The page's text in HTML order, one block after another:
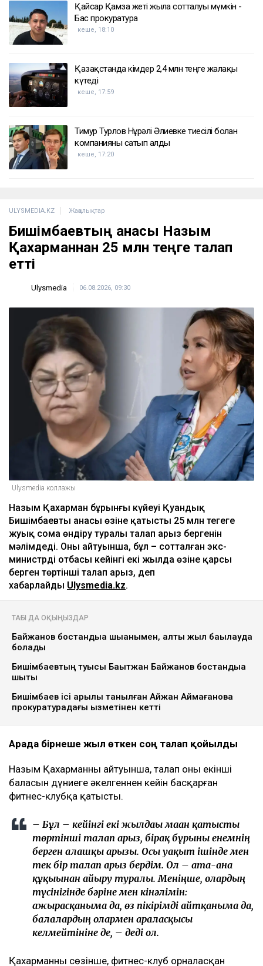
Қайсар Қамза жеті жылға сотталуы мүмкін -
Бас прокуратура
кеше, 18:10
Қазақстанда кімдер 2,4 млн теңге жалақы
күтеді
кеше, 17:59
Тимур Турлов Нұрәлі Әлиевке тиесілі болған
компанияны сатып алды
кеше, 17:20
ULYSMEDIA.KZ Жаңалықтар
Бишімбаевтың анасы Назым
Қахарманнан 25 млн теңге талап
етті
Ulysmedia 06.08.2026, 09:30
Ulysmedia коллажы
Назым Қахарман бұрынғы күйеуі Қуандық
Бишімбаевтың анасы өзіне қатысты 25 млн теңгеге
жуық сома өндіру туралы талап арыз бергенін
мәлімдеді. Оның айтуынша, бұл – сотталған экс-
министрдің отбасы кейінгі екі жылда өзіне қарсы
берген төртінші талап арыз, деп
хабарлайды Ulysmedia.kz.
ТАҒЫ ДА ОҚЫҢЫЗДАР
Байжанов бостандыққа шыққанымен, алты жыл бақылауда
болады
Бишімбаевтың туысы Бақытжан Байжанов бостандыққа
шықты
Бишімбаев ісі арқылы танылған Айжан Аймағанова
прокуратурадағы қызметінен кетті
Арада бірнеше жыл өткен соң талап қойылды
Назым Қахарманның айтуынша, талап оның екінші
баласын дүниеге әкелгеннен кейін басқарған
фитнес-клубқа қатысты.
– Бұл – кейінгі екі жылдағы маған қатысты
төртінші талап арыз, бірақ бұрынғы енемнің
берген алғашқы арызы. Осы уақыт ішінде мен
тек бір талап арыз бердім. Ол – ата-ана
құқығынан айыру туралы. Меніңше, олардың
түсінігінде бәріне мен кінәлімін:
ажырасқаныма да, өз пікірімді айтқаныма да,
балалардың олармен араласқысы
келмейтініне де, – деді ол.
Қахарманның сөзінше, фитнес-клуб орналасқан